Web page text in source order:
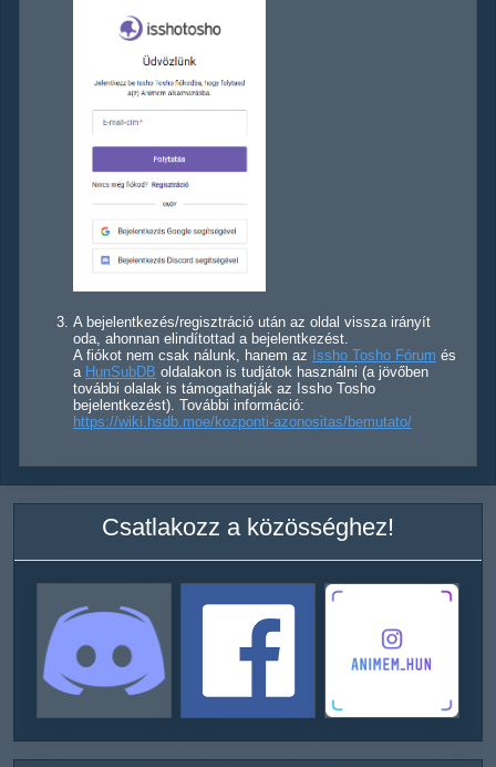
A bejelentkezés/regisztráció után az oldal vissza irányít
oda, ahonnan elindítottad a bejelentkezést.
A fiókot nem csak nálunk, hanem az Issho Tosho Fórum és
a HunSubDB oldalakon is tudjátok használni (a jövőben
további olalak is támogathatják az Issho Tosho
bejelentkezést). További információ:
https://wiki.hsdb.moe/kozponti-azonositas/bemutato/
Csatlakozz a közösséghez!